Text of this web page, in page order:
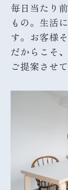
毎日当たり
もの。生活
す。お客様
だからこそ
ご提案させ